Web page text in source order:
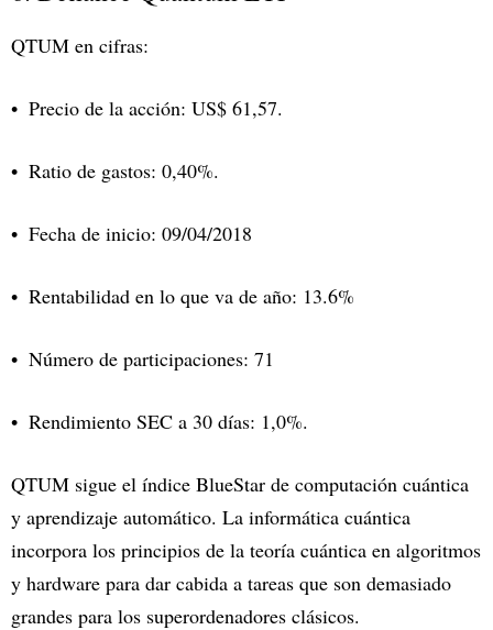
QTUM en cifras:
Precio de la acción: US$ 61,57.
Ratio de gastos: 0,40%.
Fecha de inicio: 09/04/2018
Rentabilidad en lo que va de año: 13.6%
Número de participaciones: 71
Rendimiento SEC a 30 días: 1,0%.
QTUM sigue el índice BlueStar de computación cuántica
y aprendizaje automático. La informática cuántica
incorpora los principios de la teoría cuántica en algoritmos
y hardware para dar cabida a tareas que son demasiado
grandes para los superordenadores clásicos.